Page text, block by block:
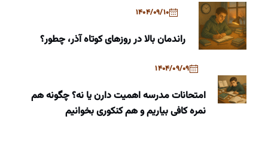
1404/09/10
راندمان بالا در روزهای کوتاه آذر، چطور؟
1404/09/09
امتحانات مدرسه اهمیت دارن یا نه؟ چگونه هم
نمره کافی بیاریم و هم کنکوری بخوانیم